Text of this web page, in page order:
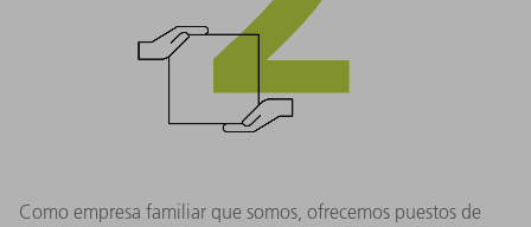
Como empresa familiar que somos, ofrecemos puestos de